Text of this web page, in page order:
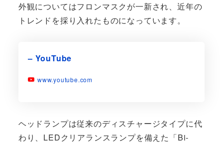
外観についてはフロンマスクが一新され、近年の
トレンドを採り入れたものになっています。
– YouTube
www.youtube.com
ヘッドランプは従来のディスチャージタイプに代
わり、LEDクリアランスランプを備えた「Bi-